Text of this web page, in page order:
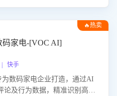
，并分析消费者的比价行
与服务优势，有效提升咨询转
实现精准扬长避短。
🔥热卖
码家电-[VOC AI]
快手
数码家电企业打造，通过AI
论及行为数据，精准识别高流